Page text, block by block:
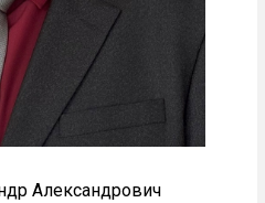
Александрович